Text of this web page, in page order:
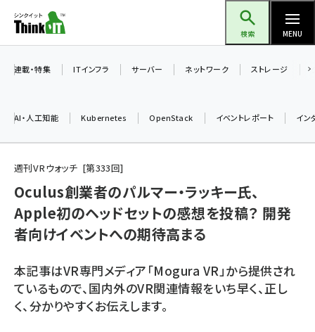
ン
ツ
検索 MENU
加藤銘のチーム貢献～仲間と築いた勝利の絆～ (2297)
iot女子会 (2248)
北海道をのんびり旅する晴山佳須夫のヒント集！ (2008)
drupal (1929)
genai (1468)
abc123 (1341)
連載・特集 ITインフラ サーバー ネットワーク ストレージ
AI・人工知能 Kubernetes OpenStack イベントレポート イン
週刊VRウォッチ 第333回
Oculus創業者のパルマー・ラッキー氏、
Apple初のヘッドセットの感想を投稿？ 開発
者向けイベントへの期待高まる
本記事はVR専門メディア「Mogura VR」から提供され
ているもので、国内外のVR関連情報をいち早く、正し
く、分かりやすくお伝えします。